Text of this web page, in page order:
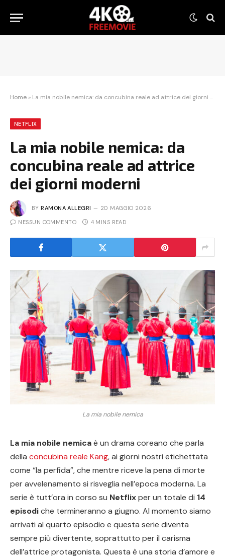
Home » La mia nobile nemica: da concubina reale ad attrice dei giorni moderni
NETFLIX
La mia nobile nemica: da
concubina reale ad attrice
dei giorni moderni
BY RAMONA ALLEGRI 20 MAGGIO 2026
NESSUN COMMENTO 4 MINS READ
La mia nobile nemica
La mia nobile nemicaè un drama coreano che parla
della concubina reale Kang, ai giorni nostri etichettata
come “la perfida”, che mentre riceve la pena di morte
per avvelenamento si risveglia nell’epoca moderna. La
serie è tutt’ora in corso su Netflixper un totale di 14
episodiche termineranno a giugno. Al momento siamo
arrivati al quarto episodio e questa serie diventa
sempre più divertente, soprattutto per il carisma
dell’attrice protagonista. Questa è una storia d’amore e